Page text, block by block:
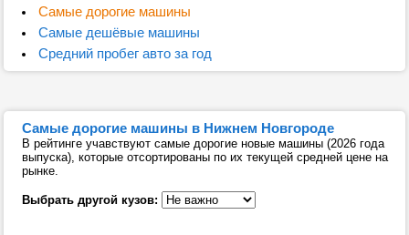
Самые дорогие машины
Самые дешёвые машины
Средний пробег авто за год
Самые дорогие машины в Нижнем Новгороде
В рейтинге учавствуют самые дорогие новые машины (2026 года
выпуска), которые отсортированы по их текущей средней цене на
рынке.
Выбрать другой кузов: